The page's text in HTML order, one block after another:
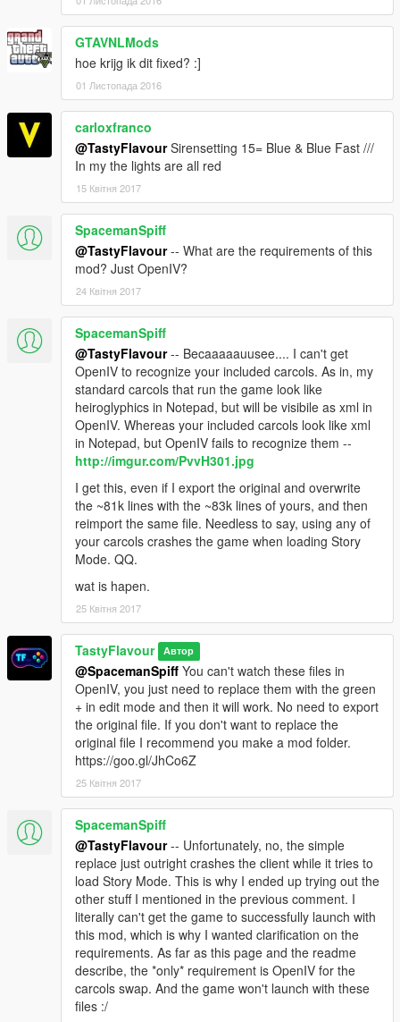
GTAVNLMods
hoe krijg ik dit fixed? :]
01 Листопада 2016
carloxfranco
@TastyFlavourSirensetting 15= Blue & Blue Fast ///
In my the lights are all red
15 Квітня 2017
SpacemanSpiff
@TastyFlavour-- What are the requirements of this
mod? Just OpenIV?
24 Квітня 2017
SpacemanSpiff
@TastyFlavour-- Becaaaaauusee.... I can't get
OpenIV to recognize your included carcols. As in, my
standard carcols that run the game look like
heiroglyphics in Notepad, but will be visibile as xml in
OpenIV. Whereas your included carcols look like xml
in Notepad, but OpenIV fails to recognize them --
http://imgur.com/PvvH301.jpg
I get this, even if I export the original and overwrite
the ~81k lines with the ~83k lines of yours, and then
reimport the same file. Needless to say, using any of
your carcols crashes the game when loading Story
Mode. QQ.
wat is hapen.
25 Квітня 2017
TastyFlavour Автор
@SpacemanSpiff You can't watch these files in
OpenIV, you just need to replace them with the green
+ in edit mode and then it will work. No need to export
the original file. If you don't want to replace the
original file I recommend you make a mod folder.
https://goo.gl/JhCo6Z
25 Квітня 2017
SpacemanSpiff
@TastyFlavour-- Unfortunately, no, the simple
replace just outright crashes the client while it tries to
load Story Mode. This is why I ended up trying out the
other stuff I mentioned in the previous comment. I
literally can't get the game to successfully launch with
this mod, which is why I wanted clarification on the
requirements. As far as this page and the readme
describe, the *only* requirement is OpenIV for the
carcols swap. And the game won't launch with these
files :/